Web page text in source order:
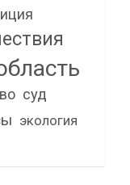
суд
экология